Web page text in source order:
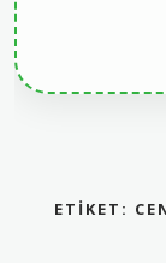
ETIKET: